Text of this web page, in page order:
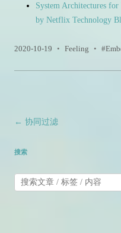
System Architectures for
by Netflix Technology
2020-10-19 • Feeling •
文章导航
← 协同过滤
搜索